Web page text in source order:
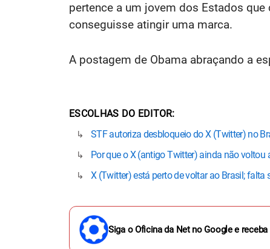
pertence a um jovem dos Estados
conseguisse atingir uma marca.
A postagem de Obama abraçando a
ESCOLHAS DO EDITOR
STF autoriza desbloqueio do X (Twitter) no
Por que o X (antigo Twitter) ainda não voltou
X (Twitter) está perto de voltar ao Brasil; falta
Siga o Oficina da Net no Google e